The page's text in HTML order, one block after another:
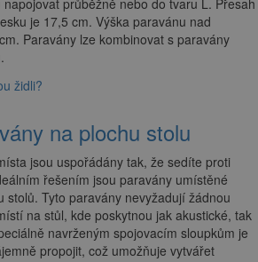
je 17,5 cm. Výška paravánu nad
Paravány lze kombinovat s paravány
na plochu stolu
jsou uspořádány tak, že sedíte proti
řešením jsou paravány umístěné
stolů. Tyto paravány nevyžadují žádnou
na stůl, kde poskytnou jak akustické, tak
navrženým spojovacím sloupkům je
propojit, což umožňuje vytvářet